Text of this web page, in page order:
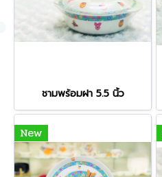
ชามพร้อมฝา 5.5 นิ้ว
New